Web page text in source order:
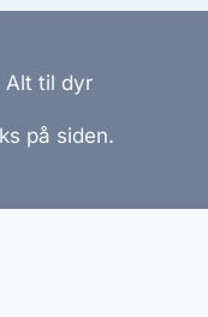
til dyr
på siden.